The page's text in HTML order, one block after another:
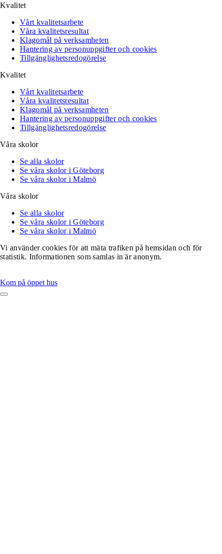
Kvalitet
Vårt kvalitetsarbete
Våra kvalitetsresultat
Klagomål på verksamheten
Hantering av personuppgifter och cookies
Tillgänglighetsredogörelse
Kvalitet
Vårt kvalitetsarbete
Våra kvalitetsresultat
Klagomål på verksamheten
Hantering av personuppgifter och cookies
Tillgänglighetsredogörelse
Våra skolor
Se alla skolor
Se våra skolor i Göteborg
Se våra skolor i Malmö
Våra skolor
Se alla skolor
Se våra skolor i Göteborg
Se våra skolor i Malmö
Vi använder cookies för att mäta trafiken på hemsidan och för
statistik. Informationen som samlas in är anonym.
Kom på öppet hus